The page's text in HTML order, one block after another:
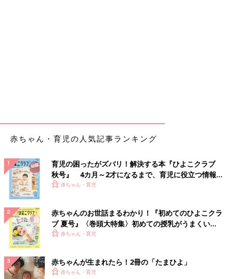
赤ちゃん・育児の人気記事ランキング
育児の困ったがズバリ！解決する本『ひよこクラブ
秋号』 4カ月～2才になるまで、育児に役立つ情報が
いっぱい！
赤ちゃん・育児
赤ちゃんのお世話まるわかり！『初めてのひよこクラ
ブ 夏号』〈巻頭大特集〉初めての授乳がうまくい
く！ おっぱい・ミルクの基本と夏のトラブル 解決テ
赤ちゃん・育児
赤ちゃんが生まれたら！2冊の「たまひよ」
赤ちゃん・育児